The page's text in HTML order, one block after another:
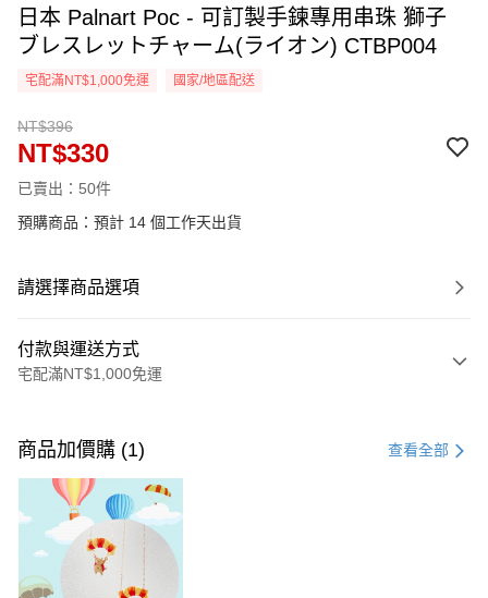
日本 Palnart Poc - 可訂製手鍊專用串珠 獅子
ブレスレットチャーム(ライオン) CTBP004
宅配滿NT$1,000免運 國家/地區配送
NT$396
NT$330
已賣出：50件
預購商品：預計 14 個工作天出貨
請選擇商品選項
付款與運送方式
宅配滿NT$1,000免運
信用卡一次付款
LINE Pay
Apple Pay
商品加價購 (1) 查看全部